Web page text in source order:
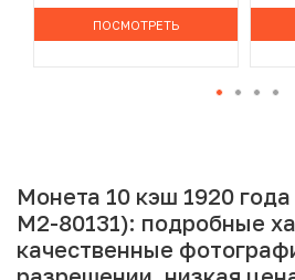
ПОСМОТРЕТЬ
Монета 10 кэш 1920
M2-80131): подробные
качественные